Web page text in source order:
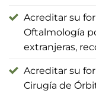
Acreditar su
Oftalmología
extranjeras,
Acreditar su
Cirugía de